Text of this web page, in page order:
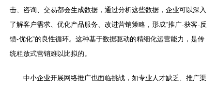
击、咨询、交易都会生成数据，通过分析这些数据，企业可以深入
了解客户需求、优化产品服务、改进营销策略，形成“推广-获客-反
馈-优化”的良性循环。这种基于数据驱动的精细化运营能力，是传
统粗放式营销难以比拟的。
中小企业开展网络推广也面临挑战，如专业人才缺乏、推广渠